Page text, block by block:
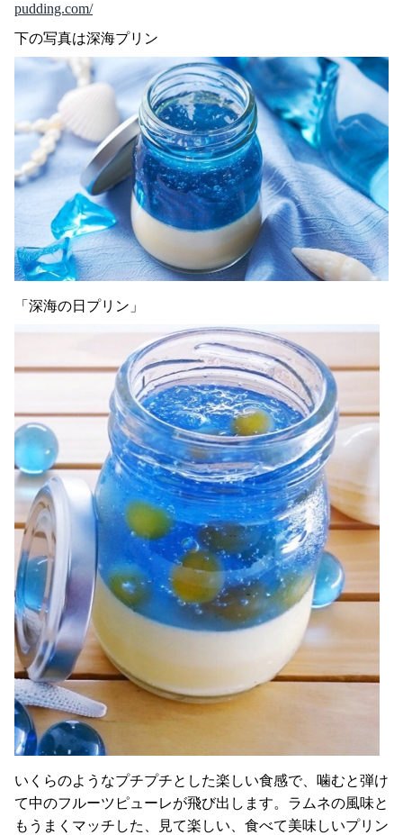
pudding.com/
下の写真は深海プリン
「深海の日プリン」
いくらのようなプチプチとした楽しい食感で、噛むと弾け
て中のフルーツピューレが飛び出します。ラムネの風味と
もうまくマッチした、見て楽しい、食べて美味しいプリン